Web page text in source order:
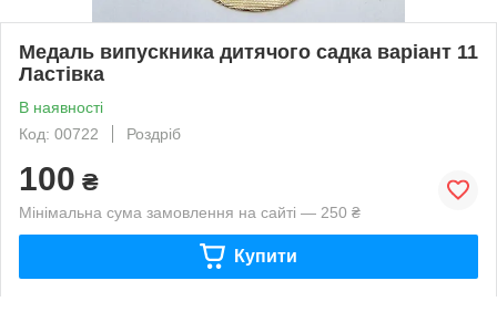
Медаль випускника дитячого садка варіант 11
Ластівка
В наявності
Код: 00722
Роздріб
100 ₴
Мінімальна сума замовлення на сайті — 250 ₴
Купити